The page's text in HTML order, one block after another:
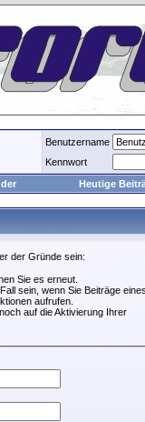
Benutzername
Kennwort
Heutige
der Gründe sein:
Sie es erneut.
sein, wenn Sie Beiträge eines
aufrufen.
auf die Aktivierung Ihrer